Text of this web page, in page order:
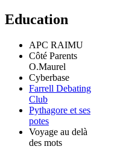
Education
APC RAIMU
Côté Parents
O.Maurel
Cyberbase
Farrell Debating
Club
Pythagore et ses
potes
Voyage au delà
des mots